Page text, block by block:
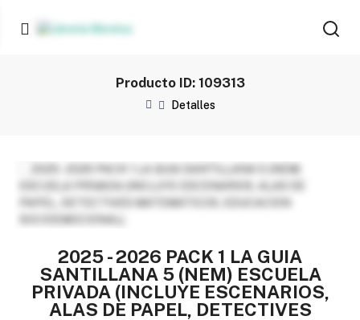
Producto ID: 109313
Detalles
2025 - 2026 PACK 1 LA GUIA
SANTILLANA 5 (NEM) ESCUELA
PRIVADA (INCLUYE ESCENARIOS,
ALAS DE PAPEL, DETECTIVES